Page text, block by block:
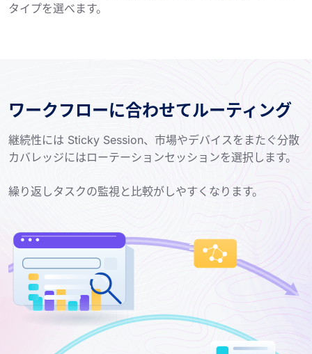
タイプを選べます。
ワークフローに合わせてルーティング
継続性には Sticky Session、市場やデバイスをまたぐ分散
カバレッジにはローテーションセッションを選択します。
繰り返しタスクの監視と比較がしやすくなります。